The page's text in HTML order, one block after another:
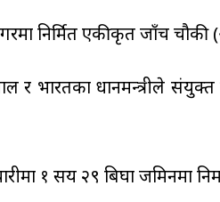
निर्मित एकीकृत जाँच
र भारतका प्रधानमन्त्रीले
१ सय २९ बिघा जमिनमा